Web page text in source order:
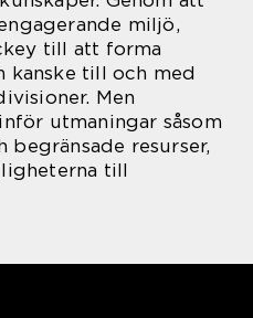
miljö,
till att forma
kanske till och med
Men
utmaningar såsom
begränsade resurser,
till